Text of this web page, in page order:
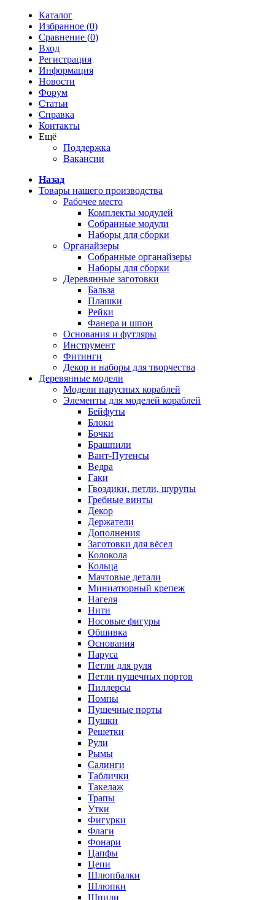
Каталог
Избранное (0)
Сравнение (0)
Вход
Регистрация
Информация
Новости
Форум
Статьи
Справка
Контакты
Ещё
Поддержка
Вакансии
Назад
Товары нашего производства
Рабочее место
Комплекты модулей
Собранные модули
Наборы для сборки
Органайзеры
Собранные органайзеры
Наборы для сборки
Деревянные заготовки
Бальза
Плашки
Рейки
Фанера и шпон
Основания и футляры
Инструмент
Фитинги
Декор и наборы для творчества
Деревянные модели
Модели парусных кораблей
Элементы для моделей кораблей
Бейфуты
Блоки
Бочки
Брашпили
Вант-Путенсы
Ведра
Гаки
Гвоздики, петли, шурупы
Гребные винты
Декор
Держатели
Дополнения
Заготовки для вёсел
Колокола
Кольца
Мачтовые детали
Миниатюрный крепеж
Нагеля
Нити
Носовые фигуры
Обшивка
Основания
Паруса
Петли для руля
Петли пушечных портов
Пиллерсы
Помпы
Пушечные порты
Пушки
Решетки
Рули
Рымы
Салинги
Таблички
Такелаж
Трапы
Утки
Фигурки
Флаги
Фонари
Цапфы
Цепи
Шлюпбалки
Шлюпки
Шпили